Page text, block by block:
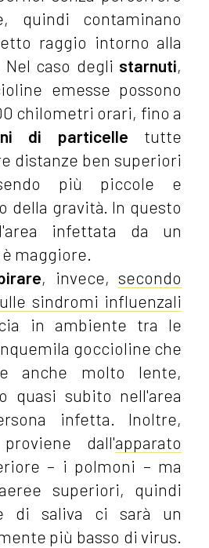
quindi contaminano
raggio intorno alla
caso degli starnuti,
emesse possono
chilometri orari, fino a
di particelle tutte
distanze ben superiori
più piccole e
della gravità. In questo
infettata da un
maggiore.
, invece, secondo
sindromi influenzali
in ambiente tra le
goccioline che
anche molto lente,
quasi subito nell'area
infetta. Inoltre,
dall'apparato
– i polmoni – ma
superiori, quindi
di saliva ci sarà un
più basso di virus.